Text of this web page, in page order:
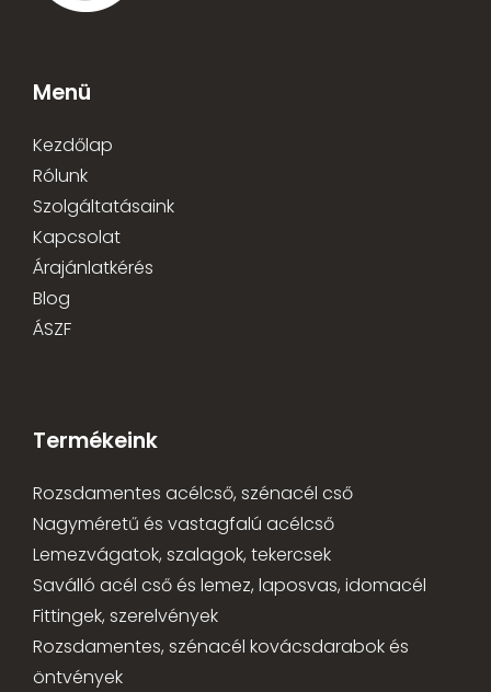
Menü
Kezdőlap
Rólunk
Szolgáltatásaink
Kapcsolat
Árajánlatkérés
Blog
ÁSZF
Termékeink
Rozsdamentes acélcső, szénacél cső
Nagyméretű és vastagfalú acélcső
Lemezvágatok, szalagok, tekercsek
Saválló acél cső és lemez, laposvas, idomacél
Fittingek, szerelvények
Rozsdamentes, szénacél kovácsdarabok és
öntvények